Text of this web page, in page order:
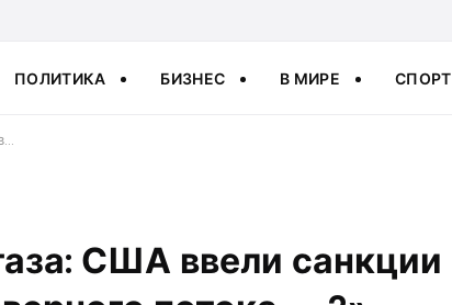
ПОЛИТИКА БИЗНЕС В МИРЕ СПОРТ
США ввели санкции